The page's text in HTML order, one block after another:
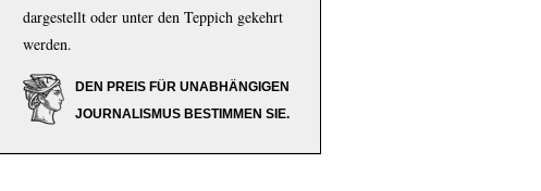
dargestellt oder unter den Teppich gekehrt
werden.
DEN PREIS FÜR UNABHÄNGIGEN
JOURNALISMUS BESTIMMEN SIE.